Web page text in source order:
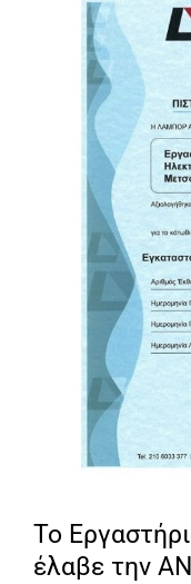
Προβολή
μεγαλύτερης
εικόνας
Το
έλαβε την